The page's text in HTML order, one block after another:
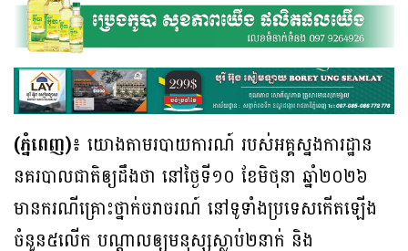
(ភ្នំពេញ)៖ យោងតាមរបាយការណ៍ របស់អគ្គស្នងការដ្ឋាន
នគរបាលជាតិឲ្យដឹងថា នៅថ្ងៃទី១០ ខែមិថុនា ឆ្នាំ២០២៦
មានករណីគ្រោះថ្នាក់ចរាចរណ៍ នៅទូទាំងប្រទេសកើតឡើង
ចំនួន៥លើក បណ្ដាលឲ្យមនុស្សស្លាប់២នាក់ និង